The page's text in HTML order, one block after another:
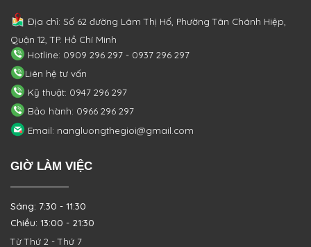
Địa chỉ: Số 62 đường Lâm Thị Hố, PhườngTân Chánh Hiệp,
Quận 12, TP. Hồ Chí Minh
Hotline: 0909 296 297 - 0937 296 297
Liên hệ tư vấn
Kỹ thuật: 0947 296 297
Bảo hành: 0966 296 297
Email: nangluongthegioi@gmail.com
GIỜ LÀM VIỆC
Sáng: 7:30 - 11:30
Chiều: 13:00 - 21:30
Từ Thứ 2 - Thứ 7